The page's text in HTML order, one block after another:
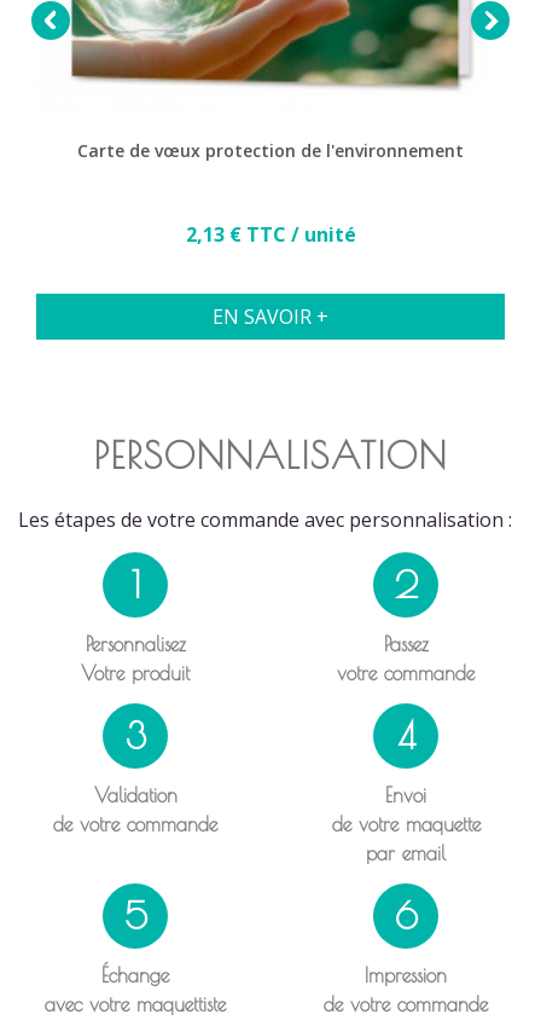

Carte de vœux protection de l'environnement
Prix
2,13 € TTC / unité
EN SAVOIR +

PERSONNALISATION
Les étapes de votre commande avec personnalisation :
1
Personnalisez
Votre produit
2
Passez
votre commande
3
Validation
de votre commande
4
Envoi
de votre maquette
par email
5
Échange
avec votre maquettiste
6
Impression
de votre commande